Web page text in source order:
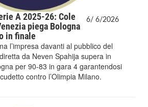
6/ 6/2026
A 2025-26: Cole
piega Bologna
in finale
l’impresa davanti al pubblico del
da Neven Spahija supera in
per 90-83 in gara 4 garantendosi
contro l’Olimpia Milano.